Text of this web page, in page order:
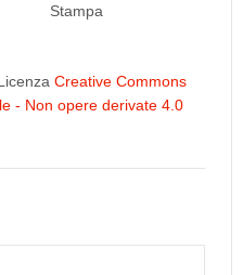
Stampa
Creative Commons
- Non opere derivate 4.0